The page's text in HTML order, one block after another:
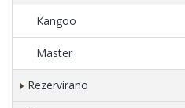
Kangoo
Master
Rezervirano